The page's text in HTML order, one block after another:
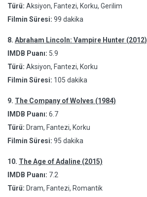
Türü: Aksiyon, Fantezi, Korku, Gerilim
Filmin Süresi: 99 dakika
8. Abraham Lincoln: Vampire Hunter (2012)
IMDB Puanı: 5.9
Türü: Aksiyon, Fantezi, Korku
Filmin Süresi: 105 dakika
9. The Company of Wolves (1984)
IMDB Puanı: 6.7
Türü: Dram, Fantezi, Korku
Filmin Süresi: 95 dakika
10. The Age of Adaline (2015)
IMDB Puanı: 7.2
Türü: Dram, Fantezi, Romantik